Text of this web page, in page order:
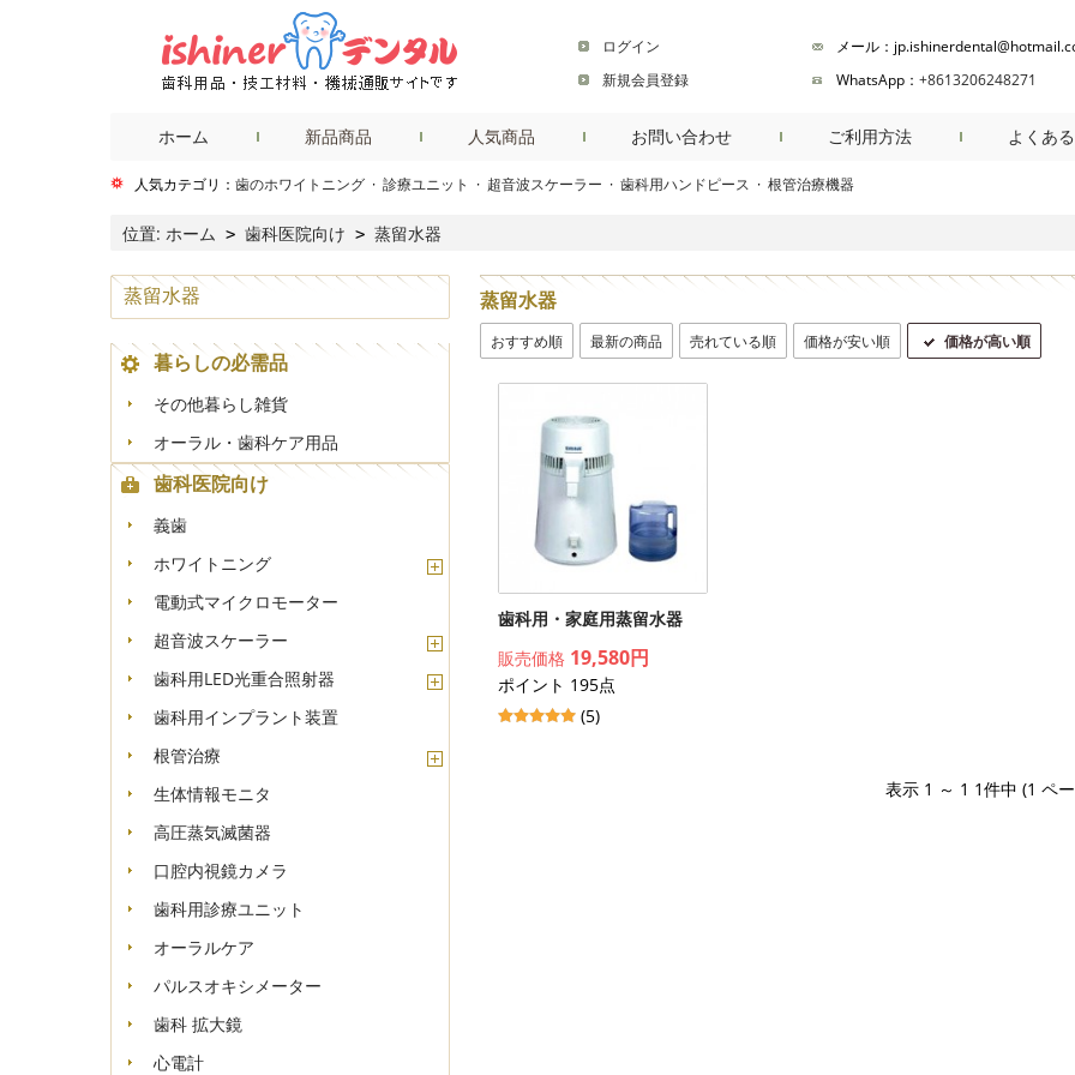
ログイン
新規会員登録
メール：
WhatsApp： +8613206248271
ホーム 新品商品 人気商品 お問い合わせ ご利用方法 よくあ
人気カテゴリ： 歯のホワイトニング · 診療ユニット · 超音波スケーラー · 歯科用ハンドピース · 根管治療機器商品検索
位置: ホーム > 歯科医院向け > 蒸留水器
蒸留水器
おすすめ順 最新の商品 売れている順 価格が安い順 価格が高い順
歯科用・家庭用蒸留水器
販売価格 19,580円
ポイント 195点
(5)
表示 1 ～ 1 1件中 (1 ペ
蒸留水器
暮らしの必需品
その他暮らし雑貨
オーラル・歯科ケア用品
歯科医院向け
義歯
ホワイトニング
電動式マイクロモーター
超音波スケーラー
歯科用LED光重合照射器
歯科用インプラント装置
根管治療
生体情報モニタ
高圧蒸気滅菌器
口腔内視鏡カメラ
歯科用診療ユニット
オーラルケア
パルスオキシメーター
歯科 拡大鏡
心電計